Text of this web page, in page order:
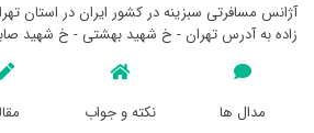
آژانس مسافرتی سبزينه در کشور ایران در استان
زاده به آدرس تهران - خ شهید بهشتی - خ شهید صابونچی -
مدال ها
نکته و جواب